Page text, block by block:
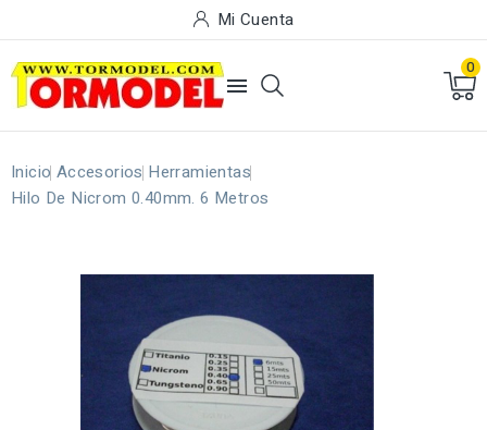
Mi Cuenta

0
Inicio Accesorios Herramientas
Hilo De Nicrom 0.40mm. 6 Metros